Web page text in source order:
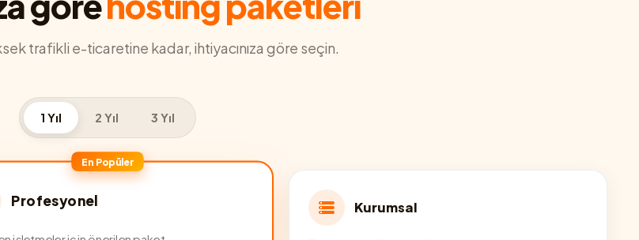
trafikli e-ticaretine kadar, ihtiyacınıza göre seçin.
1 Yıl 2 Yıl 3 Yıl
En Popüler
Profesyonel Kurumsal